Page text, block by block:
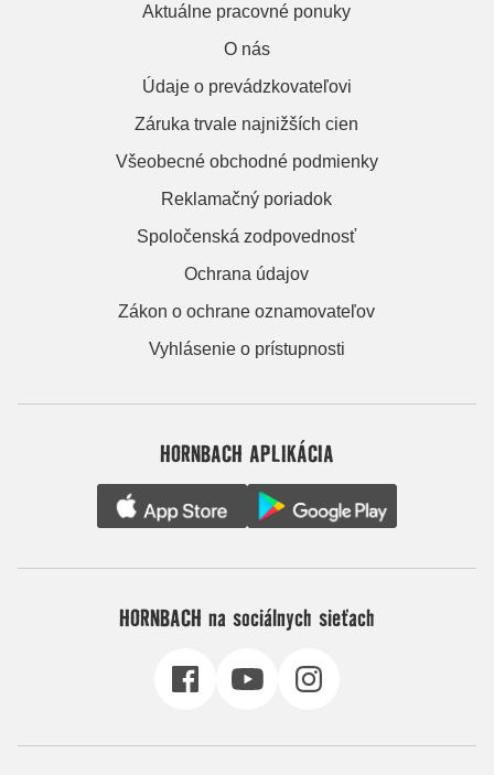
Aktuálne pracovné ponuky
O nás
Údaje o prevádzkovateľovi
Záruka trvale najnižších cien
Všeobecné obchodné podmienky
Reklamačný poriadok
Spoločenská zodpovednosť
Ochrana údajov
Zákon o ochrane oznamovateľov
Vyhlásenie o prístupnosti
HORNBACH APLIKÁCIA
HORNBACH na sociálnych sieťach